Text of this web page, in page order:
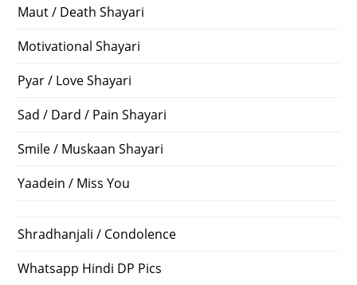
Maut / Death Shayari
Motivational Shayari
Pyar / Love Shayari
Sad / Dard / Pain Shayari
Smile / Muskaan Shayari
Yaadein / Miss You
Shradhanjali / Condolence
Whatsapp Hindi DP Pics